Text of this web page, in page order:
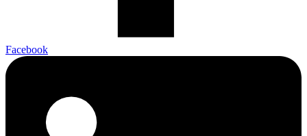
Facebook